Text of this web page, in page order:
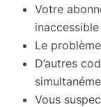
Votre
inaccessible
Le
D’autres
Vous